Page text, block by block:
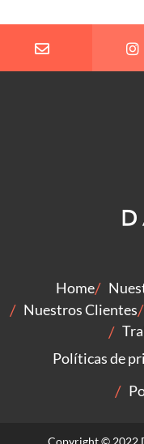
Home
Nuestros Clientes
Políticas de
Copyright © 2022